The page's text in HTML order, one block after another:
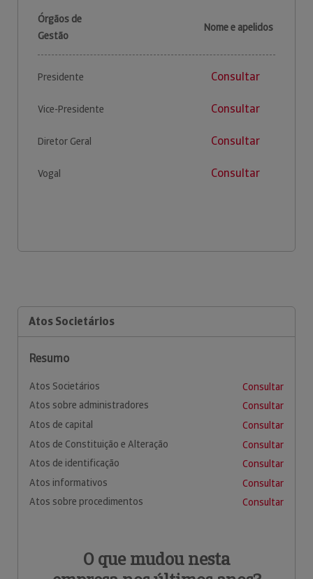
Órgãos de
Gestão
Nome e apelidos
Presidente Consultar
Vice-Presidente Consultar
Diretor Geral Consultar
Vogal Consultar
Atos Societários
Resumo
Atos Societários
Consultar
Atos sobre administradores
Consultar
Atos de capital
Consultar
Atos de Constituição e Alteração
Consultar
Atos de identificação
Consultar
Atos informativos
Consultar
Atos sobre procedimentos
Consultar
O que mudou nesta